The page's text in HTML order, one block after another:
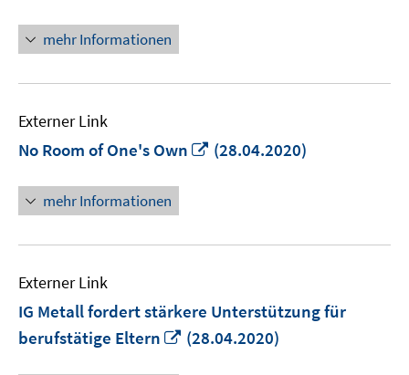
mehr Informationen
Externer Link
No Room of One's Own
In
(28.04.2020)
mehr Informationen
Externer Link
IG Metall fordert stärkere Unterstützung für
berufstätige Eltern
In
(28.04.2020)